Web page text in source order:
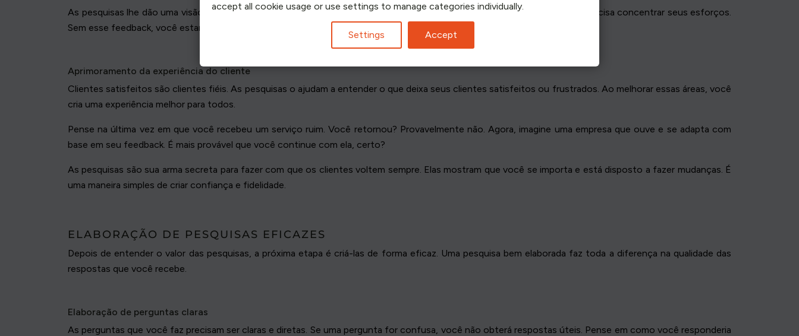
As pesquisas lhe dão uma visão geral da satisfação do cliente. Elas informam o que está funcionando bem e onde você precisa concentrar seus esforços.
Sem esse feedback, você estará apenas adivinhando.
Aprimoramento da experiência do cliente
Clientes satisfeitos são clientes fiéis. As pesquisas o ajudam a entender o que deixa seus clientes satisfeitos ou frustrados. Ao melhorar essas áreas, você
cria uma experiência melhor para todos.
Pense na última vez em que você recebeu um serviço ruim. Você retornou? Provavelmente não. Agora, imagine uma empresa que ouve e se adapta com
base em seu feedback. É mais provável que você continue com ela, certo?
As pesquisas são sua arma secreta para fazer com que os clientes voltem sempre. Elas mostram que você se importa e está disposto a fazer mudanças. É
uma maneira simples de criar confiança e fidelidade.
ELABORAÇÃO DE PESQUISAS EFICAZES
Depois de entender o valor das pesquisas, a próxima etapa é criá-las de forma eficaz. Uma pesquisa bem elaborada faz toda a diferença na qualidade das
respostas que você recebe.
Elaboração de perguntas claras
As perguntas que você faz precisam ser claras e diretas. Se uma pergunta for confusa, você não obterá respostas úteis. Pense em como você responderia
accept all cookie usage or use settings to manage categories individually.
Settings Accept